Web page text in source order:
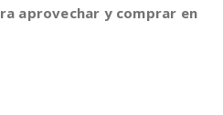
aprovechar y comprar en